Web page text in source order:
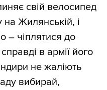
свій велосипед
Жилянській, і
– чіплятися до
в армії його
не жаліють
вибирай,